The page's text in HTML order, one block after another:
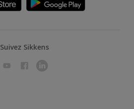
Suivez Sikkens